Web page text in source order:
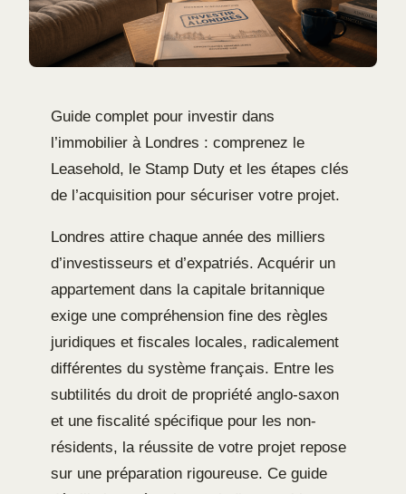
Guide complet pour investir dans
l’immobilier à Londres : comprenez le
Leasehold, le Stamp Duty et les étapes clés
de l’acquisition pour sécuriser votre projet.
Londres attire chaque année des milliers
d’investisseurs et d’expatriés. Acquérir un
appartement dans la capitale britannique
exige une compréhension fine des règles
juridiques et fiscales locales, radicalement
différentes du système français. Entre les
subtilités du droit de propriété anglo-saxon
et une fiscalité spécifique pour les non-
résidents, la réussite de votre projet repose
sur une préparation rigoureuse. Ce guide